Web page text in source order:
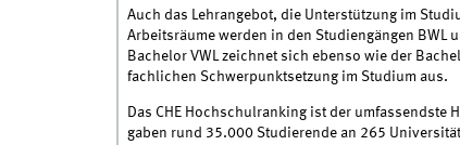
Auch das Lehrangebot, die Unterstützung im
Arbeitsräume werden in den Studiengängen BWL
Bachelor VWL zeichnet sich ebenso wie der
fachlichen Schwerpunktsetzung im Studium aus.
Das CHE Hochschulranking ist der umfassendste
gaben rund 35.000 Studierende an 265